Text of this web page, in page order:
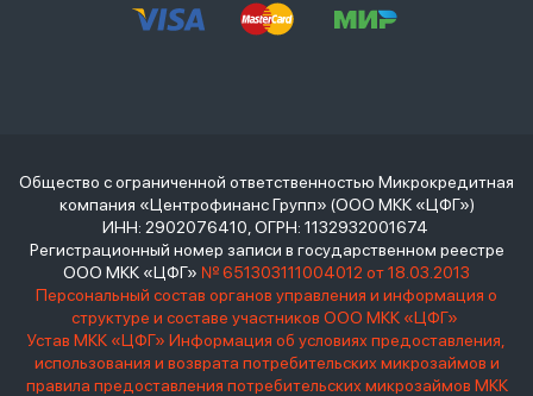
Общество с ограниченной ответственностью Микрокредитная
компания «Центрофинанс Групп» (ООО МКК «ЦФГ»)
ИНН: 2902076410, ОГРН: 1132932001674
Регистрационный номер записи в государственном реестре
ООО МКК «ЦФГ» № 651303111004012 от 18.03.2013
Персональный состав органов управления и информация о
структуре и составе участников ООО МКК «ЦФГ»
Устав МКК «ЦФГ» Информация об условиях предоставления,
использования и возврата потребительских микрозаймов и
правила предоставления потребительских микрозаймов МКК